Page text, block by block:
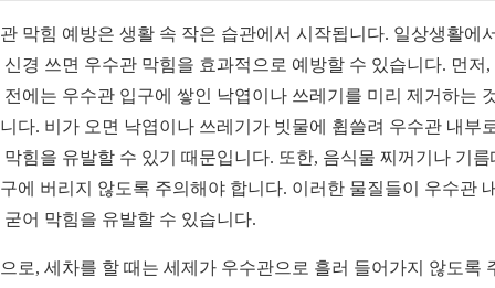
막힘 예방은 생활 속 작은 습관에서 시작됩니다. 일상생활에
신경 쓰면 우수관 막힘을 효과적으로 예방할 수 있습니다. 먼저,
전에는 우수관 입구에 쌓인 낙엽이나 쓰레기를 미리 제거하는
다. 비가 오면 낙엽이나 쓰레기가 빗물에 휩쓸려 우수관 내부
막힘을 유발할 수 있기 때문입니다. 또한, 음식물 찌꺼기나 기름
에 버리지 않도록 주의해야 합니다. 이러한 물질들이 우수관
굳어 막힘을 유발할 수 있습니다.
로, 세차를 할 때는 세제가 우수관으로 흘러 들어가지 않도록